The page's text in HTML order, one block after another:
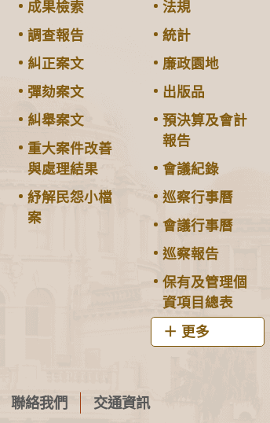
成果檢索
調查報告
糾正案文
彈劾案文
糾舉案文
重大案件改善
與處理結果
紓解民怨小檔
案
法規
統計
廉政園地
出版品
預決算及會計
報告
會議紀錄
巡察行事曆
會議行事曆
巡察報告
保有及管理個
資項目總表
更多
聯絡我們 交通資訊